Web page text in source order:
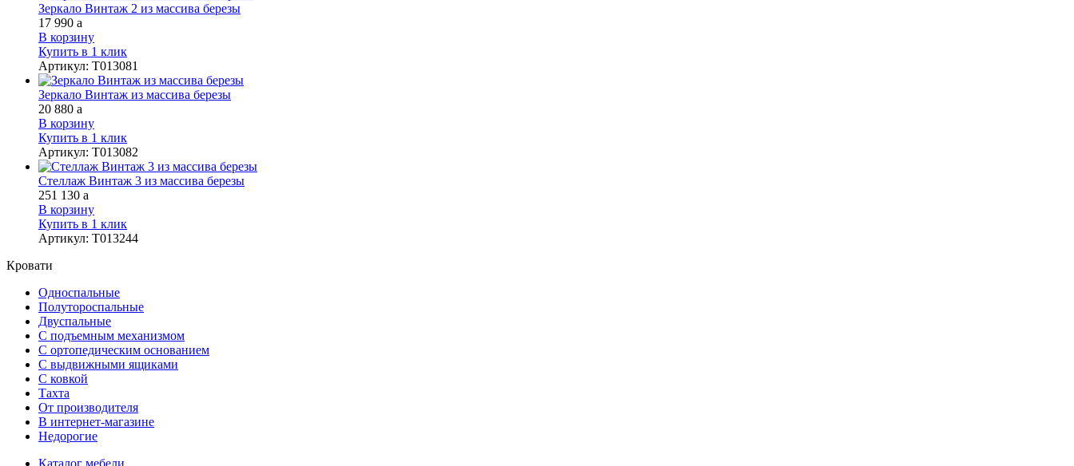
Зеркало Винтаж 2 из массива березы
17 990 a
В корзину
Купить в 1 клик
Артикул: Т013081
Зеркало Винтаж из массива березы
20 880 a
В корзину
Купить в 1 клик
Артикул: Т013082
Стеллаж Винтаж 3 из массива березы
251 130 a
В корзину
Купить в 1 клик
Артикул: Т013244
Кровати
Односпальные
Полутороспальные
Двуспальные
С подъемным механизмом
С ортопедическим основанием
С выдвижными ящиками
С ковкой
Тахта
От производителя
В интернет-магазине
Недорогие
Каталог мебели